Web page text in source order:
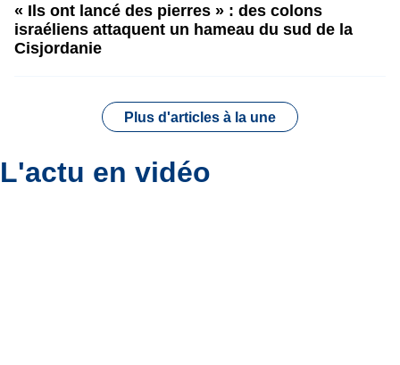
« Ils ont lancé des pierres » : des colons
israéliens attaquent un hameau du sud de la
Cisjordanie
Plus d'articles à la une
L'actu en vidéo